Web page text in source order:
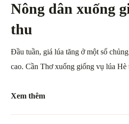
Nông dân xuống
thu
Đầu tuần, giá lúa tăng ở một số
cao. Cần Thơ xuống giống vụ lúa Hè
Xem thêm